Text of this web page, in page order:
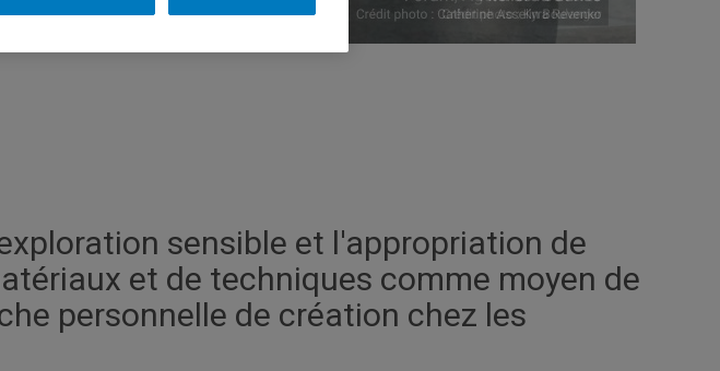
sensible et l'appropriation de
et de techniques comme moyen de
personnelle de création chez les